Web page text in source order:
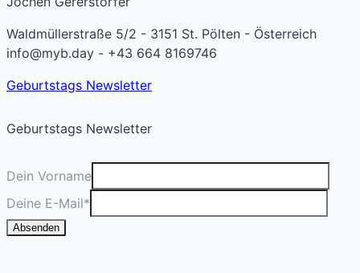
Waldmüllerstraße 5/2 - 3151 St. Pölten - Österreich
info@myb.day - +43 664 8169746
Geburtstags Newsletter
Geburtstags Newsletter
Dein Vorname
Deine E-Mail*
Absenden